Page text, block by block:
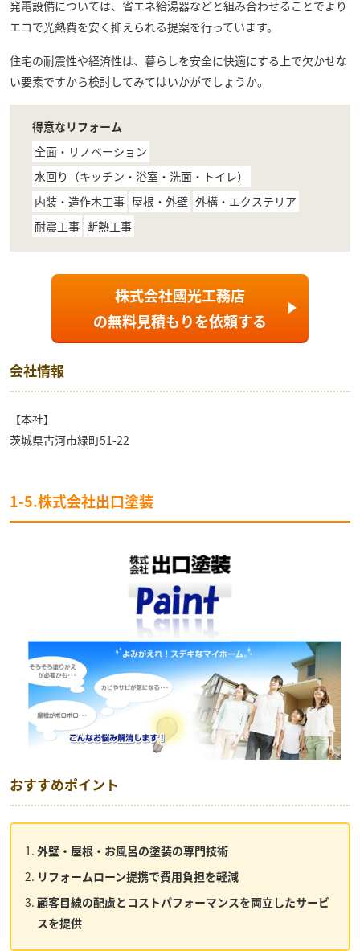
発電設備については、省エネ給湯器などと組み合わせることでより
エコで光熱費を安く抑えられる提案を行っています。
住宅の耐震性や経済性は、暮らしを安全に快適にする上で欠かせな
い要素ですから検討してみてはいかがでしょうか。
得意なリフォーム
全面・リノベーション
水回り（キッチン・浴室・洗面・トイレ）
内装・造作木工事 屋根・外壁 外構・エクステリア
耐震工事 断熱工事
株式会社國光工務店
の無料見積もりを依頼する
会社情報
【本社】
茨城県古河市緑町51-22
1-5.株式会社出口塗装
おすすめポイント
外壁・屋根・お風呂の塗装の専門技術
リフォームローン提携で費用負担を軽減
顧客目線の配慮とコストパフォーマンスを両立したサービ
スを提供